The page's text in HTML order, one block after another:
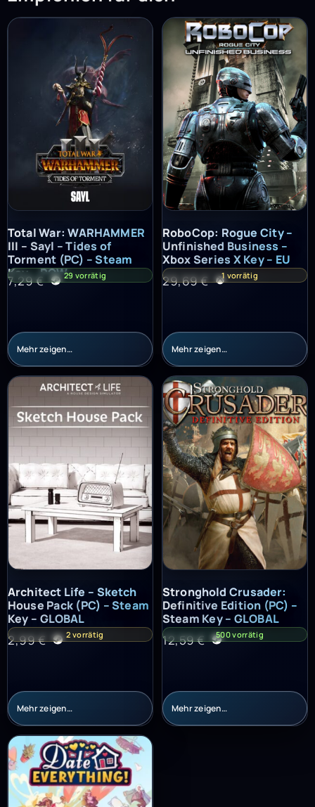
Total War: WARHAMMER III – Sayl – Tides of Torment (PC) –
Total War: WARHAMMER
III – Sayl – Tides of
Torment (PC) – Steam
Key – ROW
7,29€ 29 vorrätig
Mehr zeigen…
RoboCop: Rogue City –
RoboCop: Rogue City –
Unfinished Business –
Xbox Series X Key – EU
29,69€ 1 vorrätig
Mehr zeigen…
Architect Life – Sketch House Pack (PC) – Steam Key – GLOBAL
Architect Life – Sketch
House Pack (PC) – Steam
Key – GLOBAL
2,99€ 2 vorrätig
Mehr zeigen…
Stronghold Crusader: Definitive
Stronghold Crusader:
Definitive Edition (PC) –
Steam Key – GLOBAL
12,59€ 500 vorrätig
Mehr zeigen…